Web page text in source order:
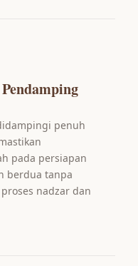
penuh
pada persiapan
berdua tanpa
nadzar dan